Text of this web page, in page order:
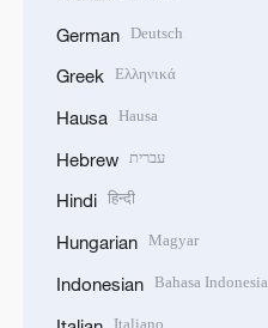
German Deutsch
Greek Ελληνικά
Hausa Hausa
Hebrew עברית
Hindi हिन्दी
Hungarian Magyar
Indonesian Bahasa Indonesia